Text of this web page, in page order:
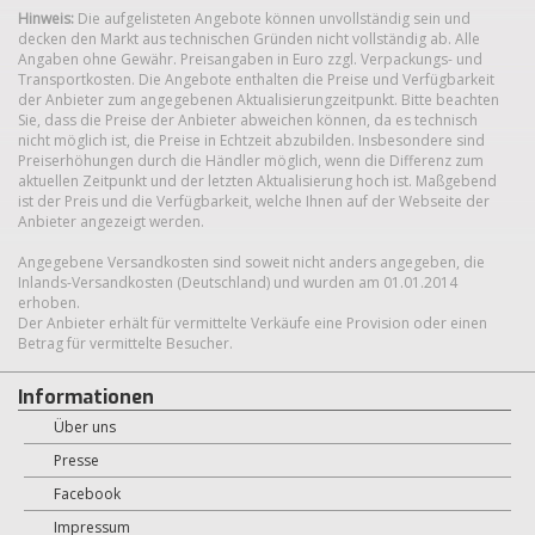
Hinweis: Die aufgelisteten Angebote können unvollständig sein und
decken den Markt aus technischen Gründen nicht vollständig ab. Alle
Angaben ohne Gewähr. Preisangaben in Euro zzgl. Verpackungs- und
Transportkosten. Die Angebote enthalten die Preise und Verfügbarkeit
der Anbieter zum angegebenen Aktualisierungzeitpunkt. Bitte beachten
Sie, dass die Preise der Anbieter abweichen können, da es technisch
nicht möglich ist, die Preise in Echtzeit abzubilden. Insbesondere sind
Preiserhöhungen durch die Händler möglich, wenn die Differenz zum
aktuellen Zeitpunkt und der letzten Aktualisierung hoch ist. Maßgebend
ist der Preis und die Verfügbarkeit, welche Ihnen auf der Webseite der
Anbieter angezeigt werden.
Angegebene Versandkosten sind soweit nicht anders angegeben, die
Inlands-Versandkosten (Deutschland) und wurden am 01.01.2014
erhoben.
Der Anbieter erhält für vermittelte Verkäufe eine Provision oder einen
Betrag für vermittelte Besucher.
Informationen
Über uns
Presse
Facebook
Impressum